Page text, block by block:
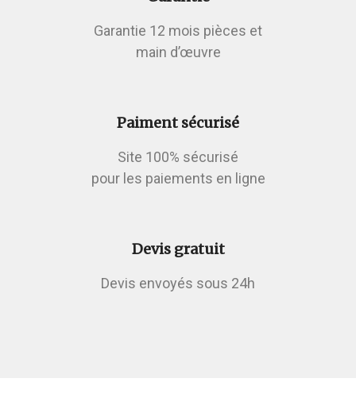
Garantie 12 mois pièces et
main d’œuvre
Paiment sécurisé
Site 100% sécurisé
pour les paiements en ligne
Devis gratuit
Devis envoyés sous 24h